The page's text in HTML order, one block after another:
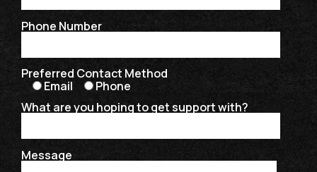
Phone Number
Preferred Contact Method
Email
Phone
What are you hoping to get support with?
Message